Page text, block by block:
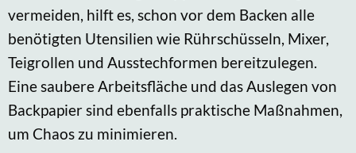
vermeiden, hilft es, schon vor dem Backen alle
benötigten Utensilien wie Rührschüsseln, Mixer,
Teigrollen und Ausstechformen bereitzulegen.
Eine saubere Arbeitsfläche und das Auslegen von
Backpapier sind ebenfalls praktische Maßnahmen,
um Chaos zu minimieren.